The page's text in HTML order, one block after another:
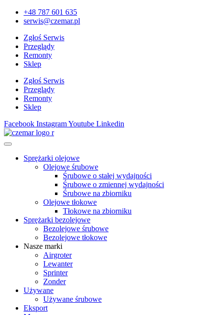
+48 787 601 635
serwis@czemar.pl
Zgłoś Serwis
Przeglądy
Remonty
Sklep
Zgłoś Serwis
Przeglądy
Remonty
Sklep
Facebook InstagramYoutube Linkedin
Sprężarki olejowe
Olejowe śrubowe
Śrubowe o stałej wydajności
Śrubowe o zmiennej wydajności
Śrubowe na zbiorniku
Olejowe tłokowe
Tłokowe na zbiorniku
Sprężarki bezolejowe
Bezolejowe śrubowe
Bezolejowe tłokowe
Nasze marki
Airgroter
Lewanter
Sprinter
Zonder
Używane
Używane śrubowe
Eksport